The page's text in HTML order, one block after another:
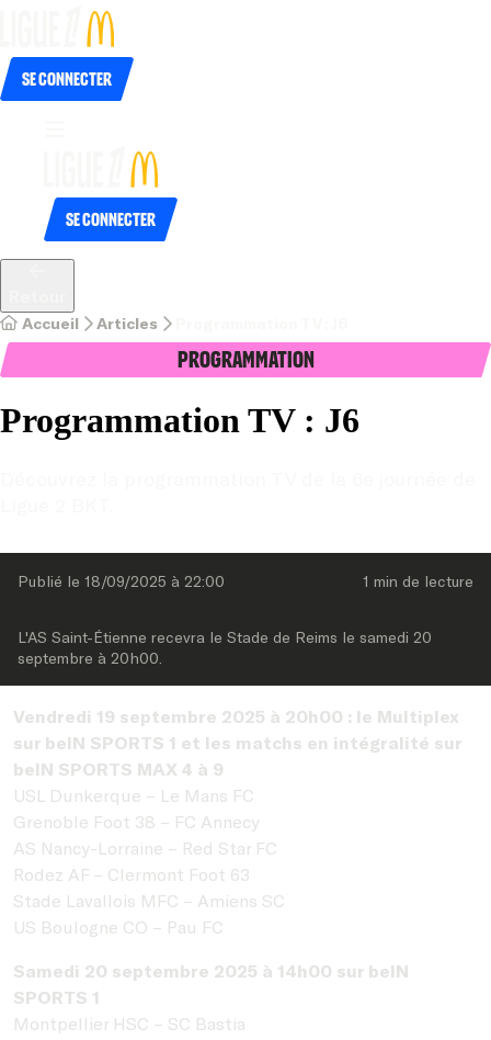
Se connecter
Se connecter
Accueil Articles
Programmation
Programmation TV : J6
Publié le 18/09/2025 à 22:00 1 min de lecture
L'AS Saint-Étienne recevra le Stade de Reims le samedi 20
septembre à 20h00.
Vendredi 19 septembre 2025 à 20h00 : le Multiplex
sur beIN SPORTS 1 et les matchs en intégralité sur
beIN SPORTS MAX 4 à 9
USL Dunkerque – Le Mans FC
Grenoble Foot 38 – FC Annecy
AS Nancy-Lorraine – Red Star FC
Rodez AF – Clermont Foot 63
Stade Lavallois MFC – Amiens SC
US Boulogne CO – Pau FC
Samedi 20 septembre 2025 à 14h00 sur beIN
SPORTS 1
Montpellier HSC – SC Bastia